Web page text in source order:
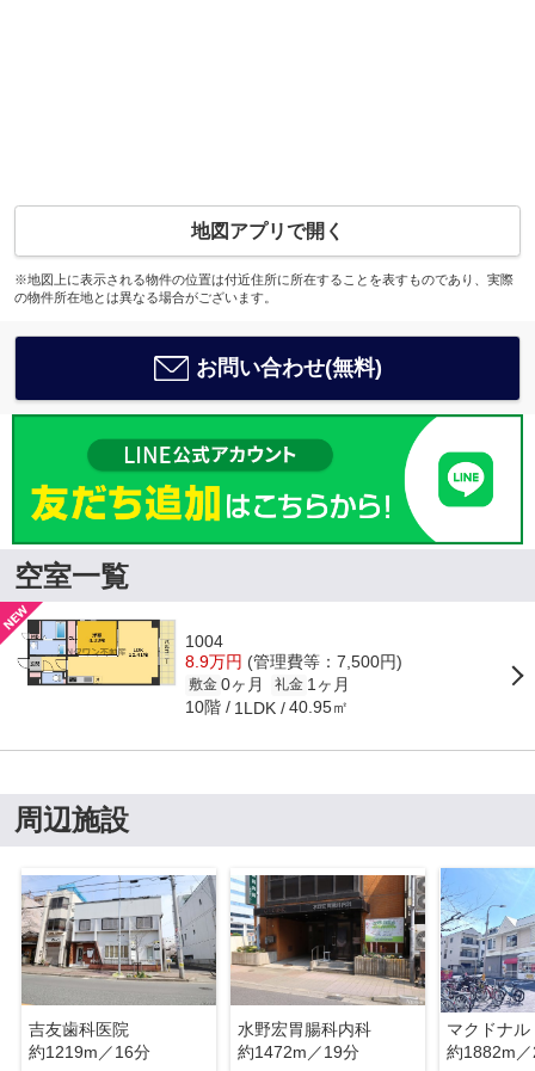
地図アプリで開く
※地図上に表示される物件の位置は付近住所に所在することを表すものであり、実際
の物件所在地とは異なる場合がございます。
お問い合わせ(無料)
空室一覧
1004
8.9万円 (管理費等：7,500円)
敷金 0ヶ月 礼金 1ヶ月
10階 1LDK 40.95㎡
周辺施設
吉友歯科医院
約1219m／16分
水野宏胃腸科内科
約1472m／19分
約1882m